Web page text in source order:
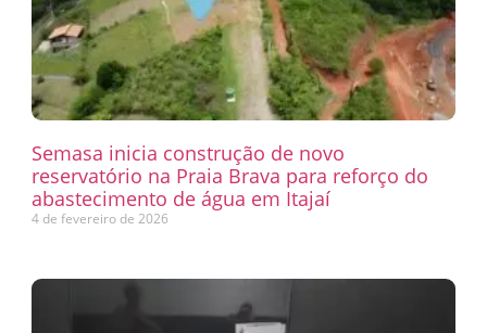
Semasa inicia construção de novo
reservatório na Praia Brava para reforço do
abastecimento de água em Itajaí
4 de fevereiro de 2026